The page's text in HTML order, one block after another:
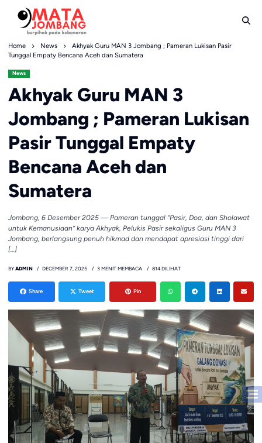
content
Home News
Akhyak Guru MAN 3 Jombang ; Pameran Lukisan Pasir
Tunggal Empaty Bencana Aceh dan Sumatera
News
Akhyak Guru MAN 3
Jombang ; Pameran Lukisan
Pasir Tunggal Empaty
Bencana Aceh dan
Sumatera
Jombang, 6 Desember 2025 — Pameran tunggal “Pasir, Doa, dan Sholawat
untuk Kemanusiaan” karya Akhyak, Pelukis Pasir sekaligus Guru MAN 3
Jombang, berlangsung penuh hikmad dan mendapat apresiasi tinggi dari
[…]
BY ADMIN DECEMBER 7, 2025 3 MENIT MEMBACA 814 DILIHAT
Share Tweet Pin